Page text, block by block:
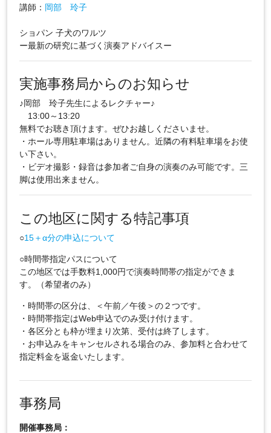
講師： 岡部 玲子
ショパン 子犬のワルツ
ー最新の研究に基づく演奏アドバイスー
実施事務局からのお知らせ
♪岡部 玲子先生によるレクチャー♪
13:00～13:20
無料でお聴き頂けます。ぜひお越しくださいませ。
・ホール専用駐車場はありません。近隣の有料駐車場をお使
い下さい。
・ビデオ撮影・録音は参加者ご自身の演奏のみ可能です。三
脚は使用出来ません。
この地区に関する特記事項
○15＋α分の申込について
○時間帯指定パスについて
この地区では手数料1,000円で演奏時間帯の指定ができま
す。（希望者のみ）
・時間帯の区分は、＜午前／午後＞の２つです。
・時間帯指定はWeb申込でのみ受け付けます。
・各区分とも枠が埋まり次第、受付は終了します。
・お申込みをキャンセルされる場合のみ、参加料と合わせて
指定料金を返金いたします。
事務局
開催事務局：